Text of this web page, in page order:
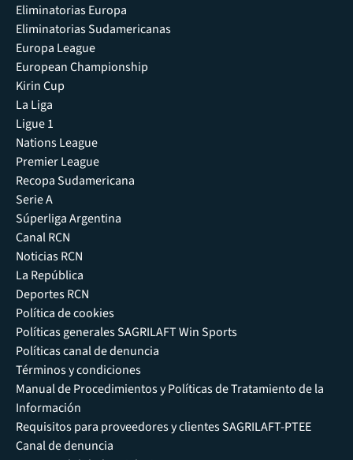
Eliminatorias Europa
Eliminatorias Sudamericanas
Europa League
European Championship
Kirin Cup
La Liga
Ligue 1
Nations League
Premier League
Recopa Sudamericana
Serie A
Súperliga Argentina
Canal RCN
Noticias RCN
La República
Deportes RCN
Política de cookies
Políticas generales SAGRILAFT Win Sports
Políticas canal de denuncia
Términos y condiciones
Manual de Procedimientos y Políticas de Tratamiento de la
Información
Requisitos para proveedores y clientes SAGRILAFT-PTEE
Canal de denuncia